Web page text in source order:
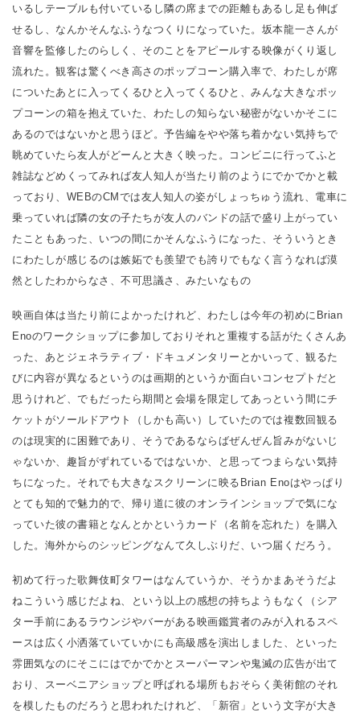
いるしテーブルも付いているし隣の席までの距離もあるし足も伸ば
せるし、なんかそんなふうなつくりになっていた。坂本龍一さんが
音響を監修したのらしく、そのことをアピールする映像がくり返し
流れた。観客は驚くべき高さのポップコーン購入率で、わたしが席
についたあとに入ってくるひと入ってくるひと、みんな大きなポッ
プコーンの箱を抱えていた、わたしの知らない秘密がないかそこに
あるのではないかと思うほど。予告編をやや落ち着かない気持ちで
眺めていたら友人がどーんと大きく映った。コンビニに行ってふと
雑誌などめくってみれば友人知人が当たり前のようにでかでかと載
っており、WEBのCMでは友人知人の姿がしょっちゅう流れ、電車に
乗っていれば隣の女の子たちが友人のバンドの話で盛り上がってい
たこともあった、いつの間にかそんなふうになった、そういうとき
にわたしが感じるのは嫉妬でも羨望でも誇りでもなく言うなれば漠
然としたわからなさ、不可思議さ、みたいなもの
映画自体は当たり前によかったけれど、わたしは今年の初めにBrian
Enoのワークショップに参加しておりそれと重複する話がたくさんあ
った、あとジェネラティブ・ドキュメンタリーとかいって、観るた
びに内容が異なるというのは画期的というか面白いコンセプトだと
思うけれど、でもだったら期間と会場を限定してあっという間にチ
ケットがソールドアウト（しかも高い）していたのでは複数回観る
のは現実的に困難であり、そうであるならばぜんぜん旨みがないじ
ゃないか、趣旨がずれているではないか、と思ってつまらない気持
ちになった。それでも大きなスクリーンに映るBrian Enoはやっぱり
とても知的で魅力的で、帰り道に彼のオンラインショップで気にな
っていた彼の書籍となんとかというカード（名前を忘れた）を購入
した。海外からのシッピングなんて久しぶりだ、いつ届くだろう。
初めて行った歌舞伎町タワーはなんていうか、そうかまあそうだよ
ねこういう感じだよね、という以上の感想の持ちようもなく（シア
ター手前にあるラウンジやバーがある映画鑑賞者のみが入れるスペ
ースは広く小洒落ていていかにも高級感を演出しました、といった
雰囲気なのにそこにはでかでかとスーパーマンや鬼滅の広告が出て
おり、スーベニアショップと呼ばれる場所もおそらく美術館のそれ
を模したものだろうと思われたけれど、「新宿」という文字が大き